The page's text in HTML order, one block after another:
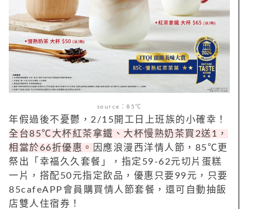
source：85 ℃
年假過後不憂鬱， 2/15開工日上班族的小確幸！
全台85℃ 大杯紅茶拿鐵、大杯慢熟奶茶買 2送 1
，
相當於66折優惠。 因應浪漫西洋情人節， 85℃ 更
祭出「幸福久久套餐」，指定 59-62元切片蛋糕
一片，搭配50元指定飲品，優惠只要99元，只要
85cafeAPP 會員購買情人節套餐，還可自動抽飯
店雙人住宿券！